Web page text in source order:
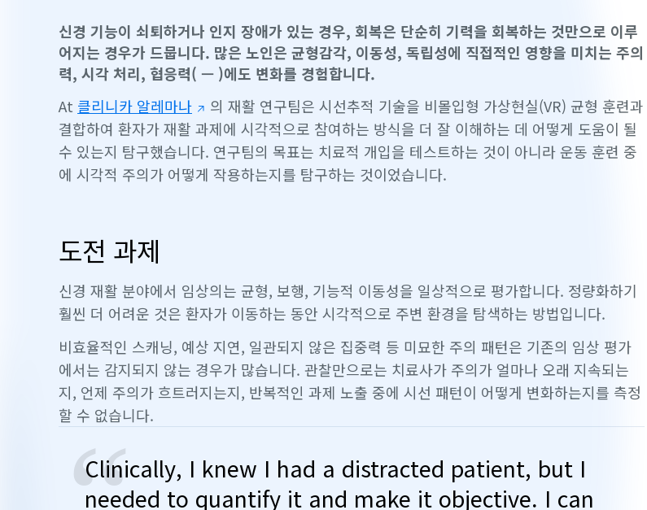
신경 기능이 쇠퇴하거나 인지 장애가 있는 경우, 회복은 단순히 기력을 회복하는 것만으로 이루
어지는 경우가 드뭅니다. 많은 노인은 균형감각, 이동성, 독립성에 직접적인 영향을 미치는 주의
력, 시각 처리, 협응력( — )에도 변화를 경험합니다.
At 클리니카 알레마나
의 재활 연구팀은 시선추적 기술을 비몰입형 가상현실(VR) 균형 훈련과
결합하여 환자가 재활 과제에 시각적으로 참여하는 방식을 더 잘 이해하는 데 어떻게 도움이 될
수 있는지 탐구했습니다. 연구팀의 목표는 치료적 개입을 테스트하는 것이 아니라 운동 훈련 중
에 시각적 주의가 어떻게 작용하는지를 탐구하는 것이었습니다.
도전 과제
신경 재활 분야에서 임상의는 균형, 보행, 기능적 이동성을 일상적으로 평가합니다. 정량화하기
훨씬 더 어려운 것은 환자가 이동하는 동안 시각적으로 주변 환경을 탐색하는 방법입니다.
비효율적인 스캐닝, 예상 지연, 일관되지 않은 집중력 등 미묘한 주의 패턴은 기존의 임상 평가
에서는 감지되지 않는 경우가 많습니다. 관찰만으로는 치료사가 주의가 얼마나 오래 지속되는
지, 언제 주의가 흐트러지는지, 반복적인 과제 노출 중에 시선 패턴이 어떻게 변화하는지를 측정
할 수 없습니다.
Clinically, I knew I had a distracted patient, but I
needed to quantify it and make it objective. I can